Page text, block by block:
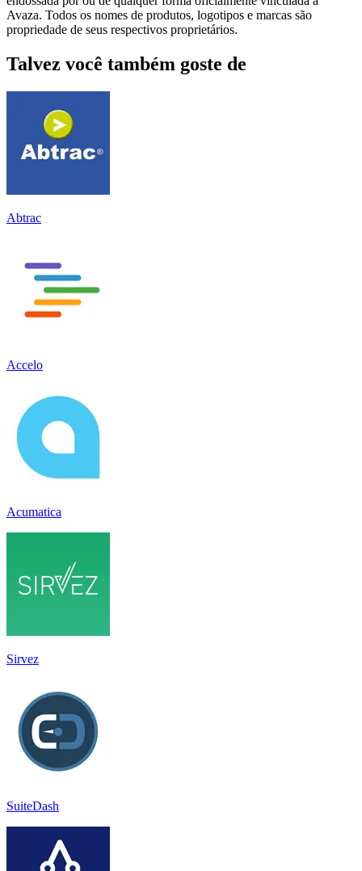
Avaza. Todos os nomes de produtos, logotipos e marcas são
propriedade de seus respectivos proprietários.
Talvez você também goste de
Abtrac
Accelo
Acumatica
Sirvez
SuiteDash